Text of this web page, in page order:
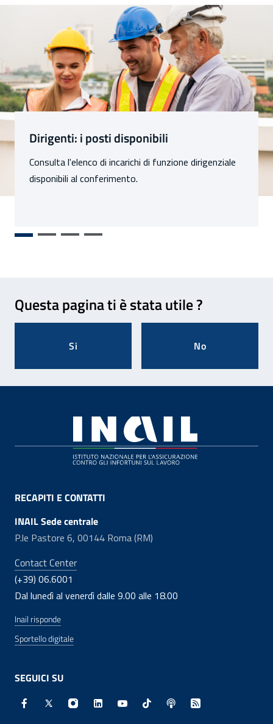
Sezioni
Dirigenti: i posti disponibili
Consulta l'elenco di incarichi di funzione dirigenziale
disponibili al conferimento.
Questa pagina ti è stata utile ?
Si No
RECAPITI E CONTATTI
INAIL Sede centrale
P.le Pastore 6, 00144 Roma (RM)
Contact Center
(+39) 06.6001
Dal lunedì al venerdì dalle 9.00 alle 18.00
Inail risponde
Sportello digitale
SEGUICI SU
Facebook - Sito esterno - Apertura in nuova finestra
X - Sito esterno - Apertura in nuova finestra
Instagram - Sito esterno - Apertura in
Linkedin - Sito esterno - Apertura in
Youtube - Sito esterno -
TikTok - Sito esterno -
Spreaker - Sito
Feed RSS -